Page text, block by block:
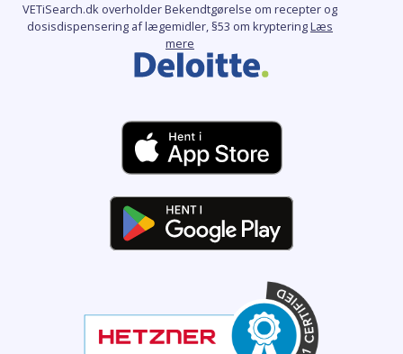
VETiSearch.dk overholder Bekendtgørelse om recepter og
dosisdispensering af lægemidler, §53 om krypteringLæs
mere